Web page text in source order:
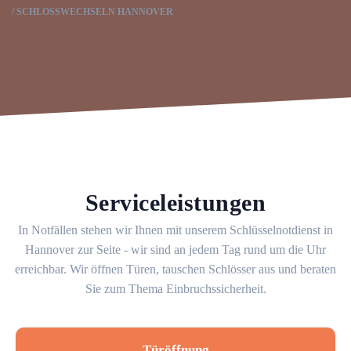
SCHLOSSWECHSELN HANNOVER
Serviceleistungen
In Notfällen stehen wir Ihnen mit unserem Schlüsselnotdienst in
Hannover zur Seite - wir sind an jedem Tag rund um die Uhr
erreichbar. Wir öffnen Türen, tauschen Schlösser aus und beraten
Sie zum Thema Einbruchssicherheit.